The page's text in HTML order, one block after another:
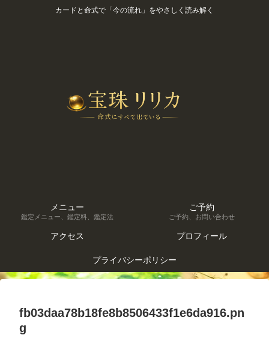
カードと命式で「今の流れ」をやさしく読み解く
メニュー
鑑定メニュー、鑑定料、鑑定法
ご予約
ご予約、お問い合わせ
アクセス プロフィール
プライバシーポリシー
fb03daa78b18fe8b8506433f1e6da916.pn
g